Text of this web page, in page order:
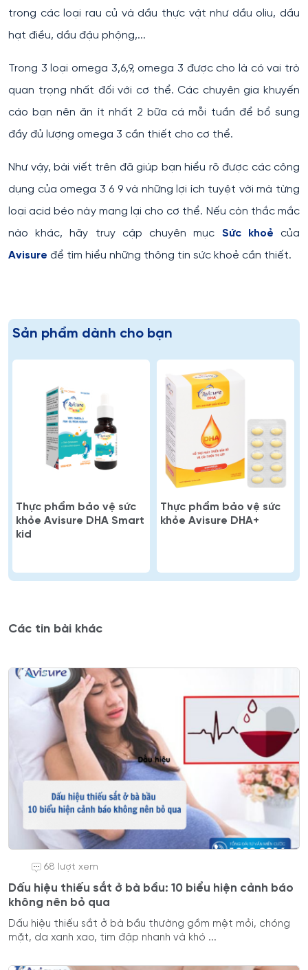
trong các loại rau củ và dầu thực vật như dầu oliu, dầu
hạt điều, dầu đậu phộng,...
Trong 3 loại omega 3,6,9, omega 3 được cho là có vai trò
quan trọng nhất đối với cơ thể. Các chuyên gia khuyến
cáo bạn nên ăn ít nhất 2 bữa cá mỗi tuần để bổ sung
đầy đủ lượng omega 3 cần thiết cho cơ thể.
Như vậy, bài viết trên đã giúp bạn hiểu rõ được các công
dụng của omega 3 6 9 và những lợi ích tuyệt vời mà từng
loại acid béo này mang lại cho cơ thể. Nếu còn thắc mắc
nào khác, hãy truy cập chuyên mục Sức khoẻ của
Avisure để tìm hiểu những thông tin sức khoẻ cần thiết.
Sản phẩm dành cho bạn
Thực phẩm bảo vệ sức
khỏe Avisure DHA Smart
kid
Thực phẩm bảo vệ sức
khỏe Avisure DHA+
Các tin bài khác
68 lượt xem
Dấu hiệu thiếu sắt ở bà bầu: 10 biểu hiện cảnh báo
không nên bỏ qua
Dấu hiệu thiếu sắt ở bà bầu thường gồm mệt mỏi, chóng
mặt, da xanh xao, tim đập nhanh và khó ...